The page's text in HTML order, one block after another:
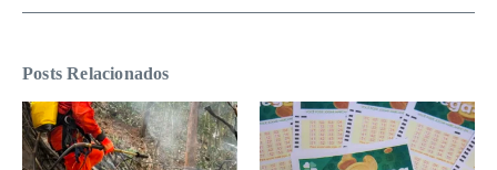
Posts Relacionados